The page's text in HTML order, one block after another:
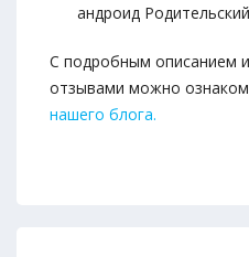
андроид
С подробным описанием
отзывами можно
нашего блога.